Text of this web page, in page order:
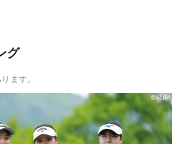
グ
ます。